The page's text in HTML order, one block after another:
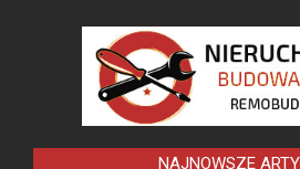
NAJNOWSZE